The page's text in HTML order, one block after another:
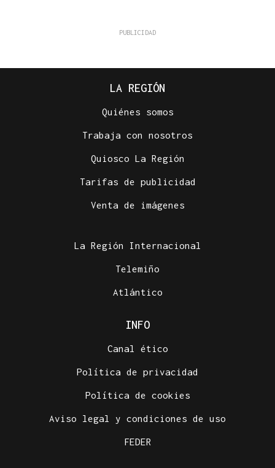
LA REGIÓN
Quiénes somos
Trabaja con nosotros
Quiosco La Región
Tarifas de publicidad
Venta de imágenes
La Región Internacional
Telemiño
Atlántico
INFO
Canal ético
Política de privacidad
Política de cookies
Aviso legal y condiciones de uso
FEDER